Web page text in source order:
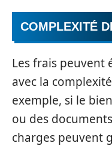
COMPLEXITÉ
Les frais peuvent
avec la
exemple, si le
ou des
charges peuvent